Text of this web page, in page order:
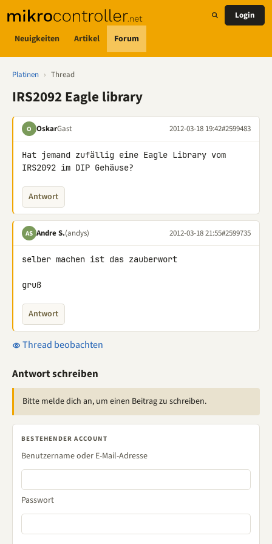
Neuigkeiten Artikel Forum
Login
Platinen › Thread
IRS2092 Eagle library
O OskarGast 2012-03-18 19:42#2599483
Hat jemand zufällig eine Eagle Library vom
IRS2092 im DIP Gehäuse?
Antwort
AS Andre S.(andys) 2012-03-18 21:55#2599735
selber machen ist das zauberwort
gruß
Antwort
Thread beobachten
Antwort schreiben
Bitte melde dich an, um einen Beitrag zu schreiben.
BESTEHENDER ACCOUNT
Benutzername oder E-Mail-Adresse
Passwort